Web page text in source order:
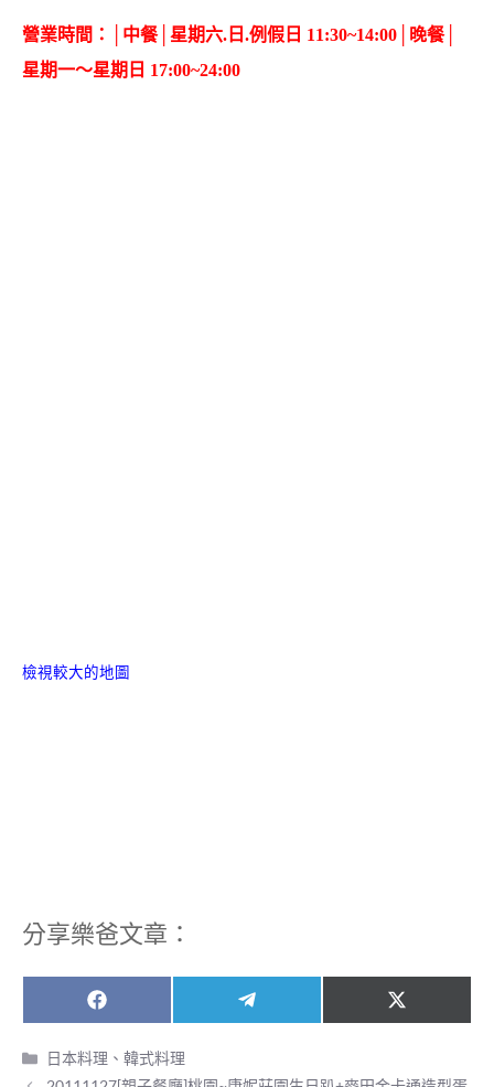
營業時間：│中餐│星期六.日.例假日 11:30~14:00│晚餐│
星期一～星期日 17:00~24:00
檢視較大的地圖
分享樂爸文章：
Share
on
F
a
c
e
Share
on
e
Share
on
X
(
分
類
日本料理、韓式料理